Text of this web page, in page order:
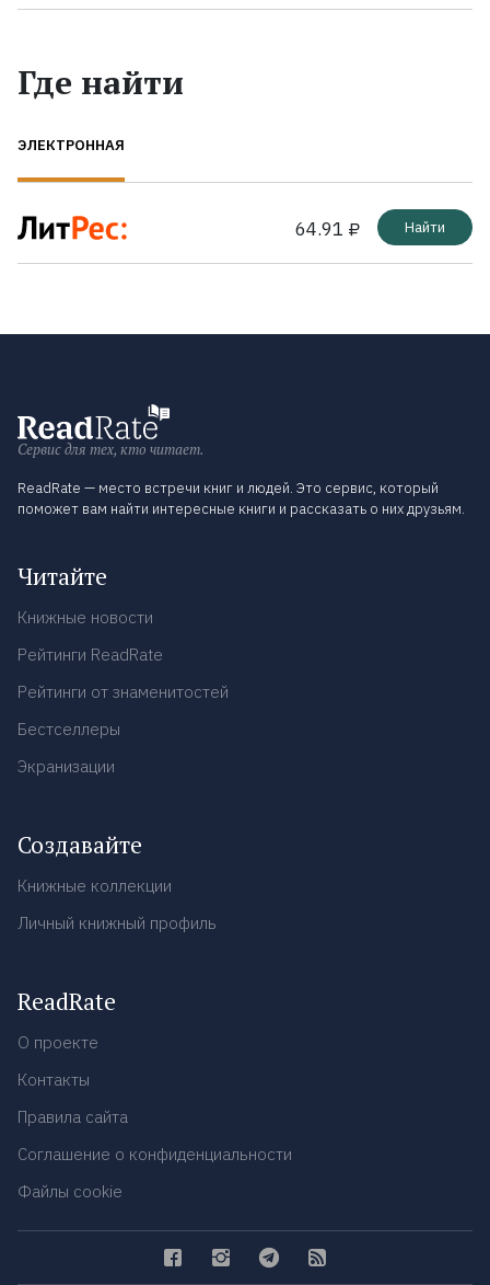
Где найти
ЭЛЕКТРОННАЯ
64.91 ₽ Найти
Сервис для тех, кто читает.
ReadRate — место встречи книг и людей. Это сервис, который
поможет вам найти интересные книги и рассказать о них друзьям.
Читайте
Книжные новости
Рейтинги ReadRate
Рейтинги от знаменитостей
Бестселлеры
Экранизации
Создавайте
Книжные коллекции
Личный книжный профиль
ReadRate
О проекте
Контакты
Правила сайта
Соглашение о конфиденциальности
Файлы cookie